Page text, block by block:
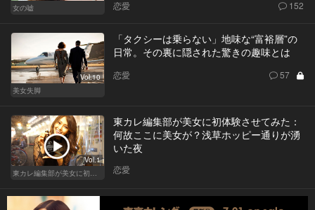
女の嘘
恋愛 152
Vol.10
美女失脚
「タクシーは乗らない」地味な“富裕層”の
日常。その裏に隠された驚きの趣味とは
恋愛 57
Vol.1
東カレ編集部が美女に初体験させてみた：
何故ここに美女が？浅草ホッピー通りが湧
いた夜
恋愛